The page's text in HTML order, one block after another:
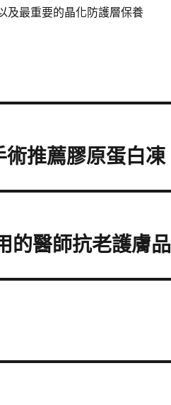
及最重要的晶化防護層保養
推薦膠原蛋白凍
的醫師抗老護膚品